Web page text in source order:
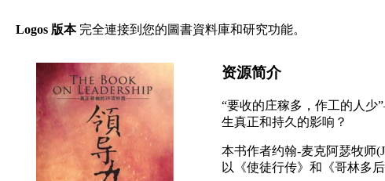
Logos 版本完全連接到您的圖書資料庫和研究功能。
资源简介
“要收的庄稼多，作工的人
生真正和持久的影响？
本书作者约翰-麦克阿瑟牧师
以《使徒行传》和《哥林多